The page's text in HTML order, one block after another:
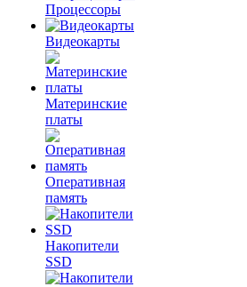
Процессоры
Видеокарты
Материнские
платы
Оперативная
память
Накопители
SSD